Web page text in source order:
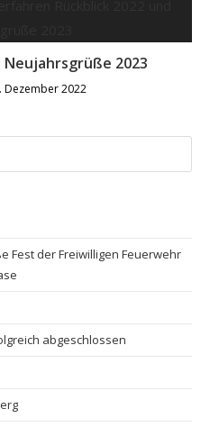
Neujahrsgrüße 2023
Dezember 2022
Fest der Freiwilligen Feuerwehr
abgeschlossen